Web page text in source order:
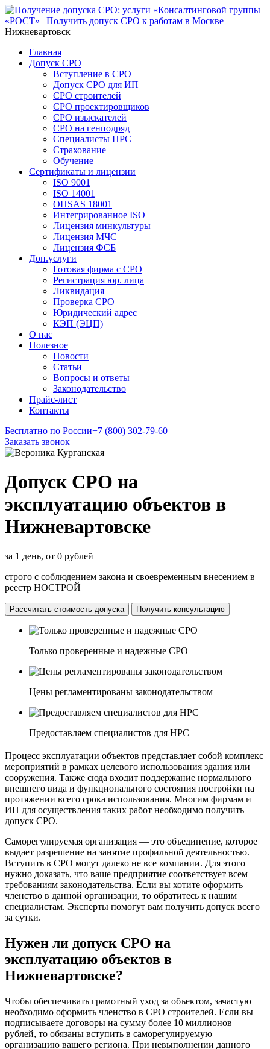
Нижневартовск
Главная
Допуск СРО
Вступление в СРО
Допуск СРО для ИП
СРО строителей
СРО проектировщиков
СРО изыскателей
СРО на генподряд
Специалисты НРС
Страхование
Обучение
Сертификаты и лицензии
ISO 9001
ISO 14001
OHSAS 18001
Интегрированное ISO
Лицензия минкультуры
Лицензия МЧС
Лицензия ФСБ
Доп.услуги
Готовая фирма с СРО
Регистрация юр. лица
Ликвидация
Проверка СРО
Юридический адрес
КЭП (ЭЦП)
О нас
Полезное
Новости
Статьи
Вопросы и ответы
Законодательство
Прайс-лист
Контакты
Бесплатно по России+7 (800) 302-79-60
Заказать звонок
Допуск СРО на
эксплуатацию объектов в
Нижневартовске
за 1 день, от 0 рублей
строго с соблюдением закона и своевременным внесением в
реестр НОСТРОЙ
Рассчитать стоимость допуска Получить консультацию
Только проверенные и надежные СРО
Цены регламентированы законодательством
Предоставляем специалистов для НРС
Процесс эксплуатации объектов представляет собой комплекс
мероприятий в рамках целевого использования здания или
сооружения. Также сюда входит поддержание нормального
внешнего вида и функционального состояния постройки на
протяжении всего срока использования. Многим фирмам и
ИП для осуществления таких работ необходимо получить
допуск СРО.
Саморегулируемая организация — это объединение, которое
выдает разрешение на занятие профильной деятельностью.
Вступить в СРО могут далеко не все компании. Для этого
нужно доказать, что ваше предприятие соответствует всем
требованиям законодательства. Если вы хотите оформить
членство в данной организации, то обратитесь к нашим
специалистам. Эксперты помогут вам получить допуск всего
за сутки.
Нужен ли допуск СРО на
эксплуатацию объектов в
Нижневартовске?
Чтобы обеспечивать грамотный уход за объектом, зачастую
необходимо оформить членство в СРО строителей. Если вы
подписываете договоры на сумму более 10 миллионов
рублей, то обязаны вступить в саморегулируемую
организацию вашего региона. При невыполнении данного